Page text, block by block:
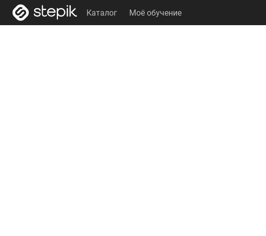
Каталог Моё обучение